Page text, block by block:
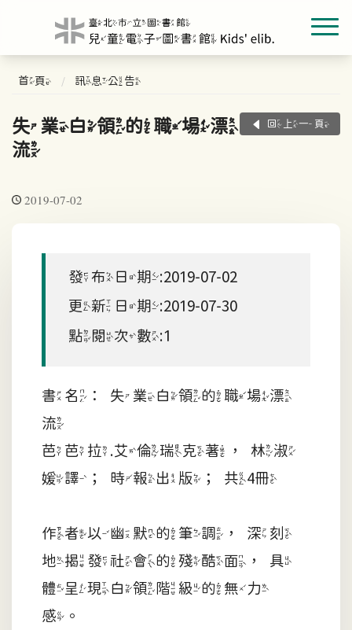
首頁 訊息公告
失業白領的職場漂
流
回上一頁
2019-07-02
發布日期:2019-07-02
更新日期:2019-07-30
點閱次數:1
書名：失業白領的職場漂
流
芭芭拉.艾倫瑞克著，林淑
媛譯；時報出版；共4冊
作者以幽默的筆調，深刻
地揭發社會的殘酷面，具
體呈現白領階級的無力
感。